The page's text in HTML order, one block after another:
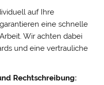
auf Ihre
eine schnelle
Wir achten dabei
und eine vertrauliche
Rechtschreibung: